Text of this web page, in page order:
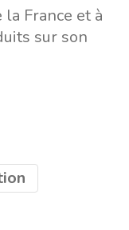
France et à
sur son